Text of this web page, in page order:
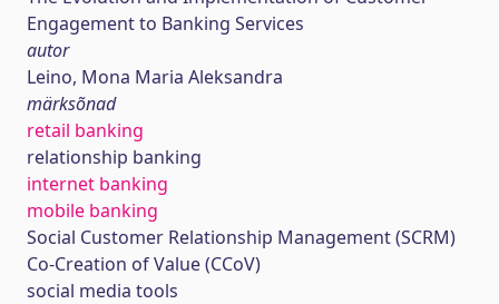
Engagement to Banking Services
autor
Leino, Mona Maria Aleksandra
märksõnad
retail banking
relationship banking
internet banking
mobile banking
Social Customer Relationship Management (SCRM)
Co-Creation of Value (CCoV)
social media tools